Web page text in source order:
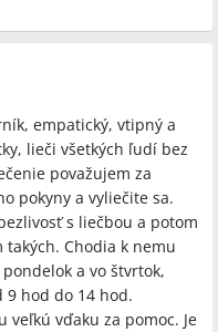
empatický, vtipný a
lieči všetkých ľudí bez
považujem za
pokyny a vyliečite sa.
s liečbou a potom
Chodia k nemu
a vo štvrtok,
hod do 14 hod.
vďaku za pomoc. Je